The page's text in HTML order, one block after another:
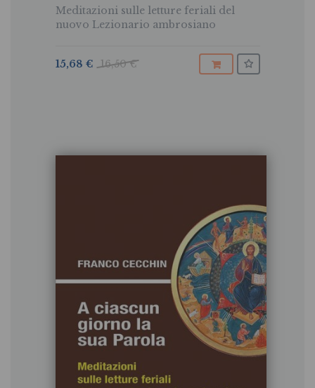
Meditazioni sulle letture feriali del
nuovo Lezionario ambrosiano
16,50 €
15,68 €